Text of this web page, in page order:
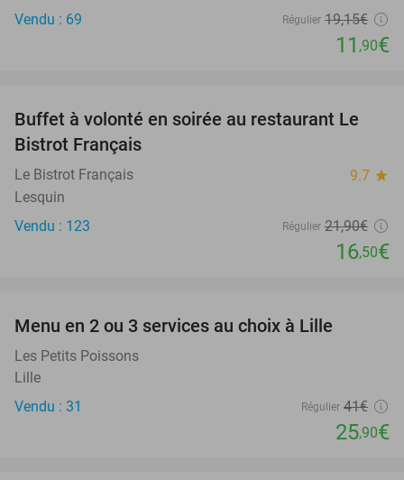
Vendu : 69
Régulier 19,15€
11 ,90€
25%
Buffet à volonté en soirée au restaurant Le
Bistrot Français
Le Bistrot Français 9.7 star
Lesquin
Vendu : 123
Régulier 21,90€
16,50€
Menu en 2 ou 3 services au choix à Lille
Les Petits Poissons
Lille
Vendu : 31
Régulier 41€
25,90€